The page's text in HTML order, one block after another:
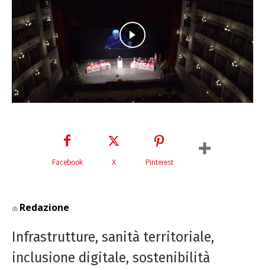
Facebook X Pinterest
di Redazione
Infrastrutture, sanità territoriale,
inclusione digitale, sostenibilità